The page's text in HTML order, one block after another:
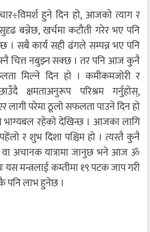
हुने दिन हो, आजको त्याग र
बन्नेछ, खर्चमा कटौती गरेर भए पनि
। सबै कार्य सही ढंगले सम्पन्न भए पनि
चित्त नबुझ्न सक्छ । तर पनि आज कुनै
मिल्ने दिन हो । कमीकमजोरी र
क्षमताअनुरूप परिश्रम गर्नुहोस्,
लागी परेमा ठूलो सफलता पाउने दिन हो
भाग्यबल रहेको देखिन्छ । आजका लागि
र शुभ दिशा पश्चिम हो । त्यस्तै कुनै
अचानक यात्रामा जानुछ भने आज ॐ
यस मन्त्रलाई कम्तीमा १९ पटक जाप गरी
पनि लाभ हुनेछ ।